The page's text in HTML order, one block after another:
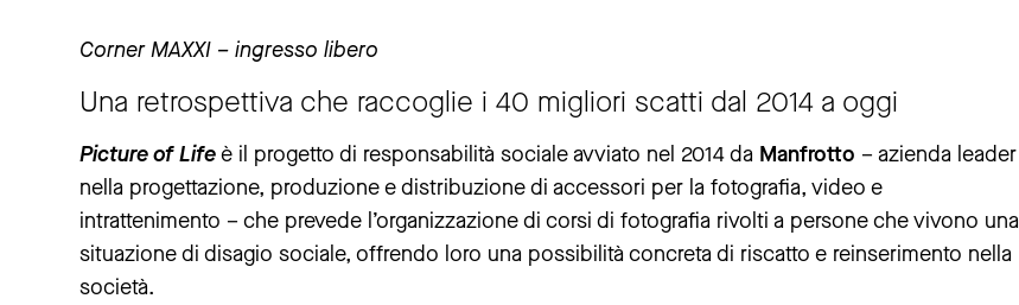
Corner MAXXI – ingresso libero
Una retrospettiva che raccoglie i 40 migliori scatti dal 2014 a oggi
Picture of Lifeè il progetto di responsabilità sociale avviato nel 2014 da Manfrotto – azienda leader
nella progettazione, produzione e distribuzione di accessori per la fotografia, video e
intrattenimento – che prevede l’organizzazione di corsi di fotografia rivolti a persone che vivono una
situazione di disagio sociale, offrendo loro una possibilità concreta di riscatto e reinserimento nella
società.